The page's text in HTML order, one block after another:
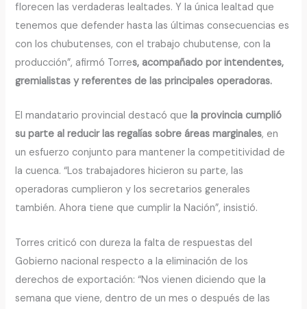
florecen las verdaderas lealtades. Y la única lealtad que
tenemos que defender hasta las últimas consecuencias es
con los chubutenses, con el trabajo chubutense, con la
producción”, afirmó Torres, acompañado por intendentes,
gremialistas y referentes de las principales operadoras.
El mandatario provincial destacó quela provincia cumplió
su parte al reducir las regalías sobre áreas marginales, en
un esfuerzo conjunto para mantener la competitividad de
la cuenca. “Los trabajadores hicieron su parte, las
operadoras cumplieron y los secretarios generales
también. Ahora tiene que cumplir la Nación”, insistió.
Torres criticó con dureza la falta de respuestas del
Gobierno nacional respecto a la eliminación de los
derechos de exportación: “Nos vienen diciendo que la
semana que viene, dentro de un mes o después de las